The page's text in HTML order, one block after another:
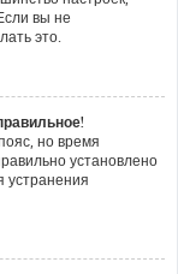
вы не
это.
но время
установлено
устранения